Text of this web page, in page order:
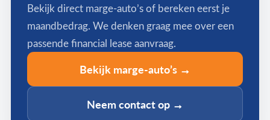
Bekijk direct marge-auto’s of bereken eerst je
maandbedrag. We denken graag mee over een
passende financial lease aanvraag.
Bekijk marge-auto’s →
Neem contact op →